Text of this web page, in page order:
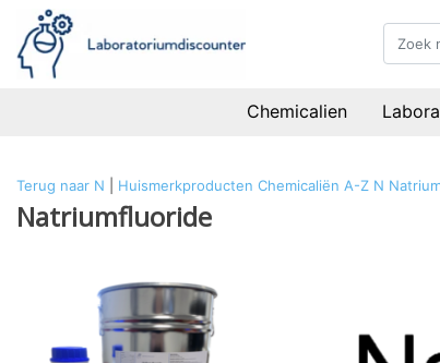
Chemicalien
Terug naar N Huismerkproducten Chemicaliën A-Z N
Natriumfluoride